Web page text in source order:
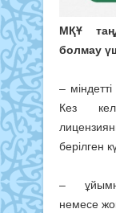
МҚҰ
болмау
–
Кез
берілген
–
немесе